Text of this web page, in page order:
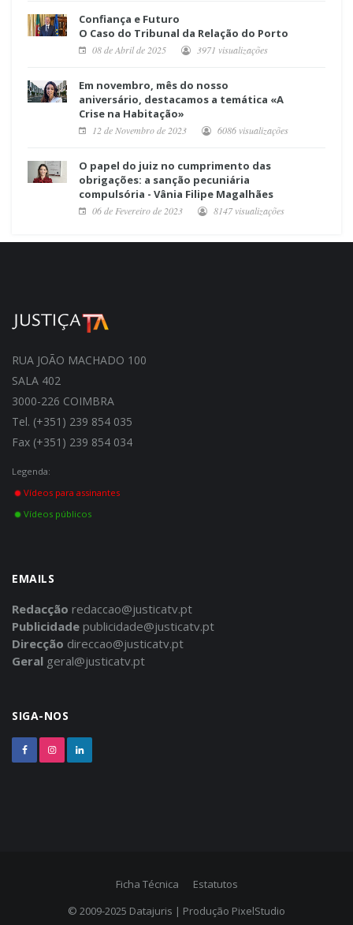
Confiança e Futuro
O Caso do Tribunal da Relação do Porto
08 de Abril de 2025 3971 visualizações
Em novembro, mês do nosso
aniversário, destacamos a temática «A
Crise na Habitação»
12 de Novembro de 2023 6086 visualizações
O papel do juiz no cumprimento das
obrigações: a sanção pecuniária
compulsória - Vânia Filipe Magalhães
06 de Fevereiro de 2023 8147 visualizações
RUA JOÃO MACHADO 100
SALA 402
3000-226 COIMBRA
Tel. (+351) 239 854 035
Fax (+351) 239 854 034
Legenda:
Vídeos para assinantes
Vídeos públicos
EMAILS
Redacção redaccao@justicatv.pt
Publicidade publicidade@justicatv.pt
Direcção direccao@justicatv.pt
Geral geral@justicatv.pt
SIGA-NOS
Ficha Técnica
Estatutos
© 2009-2025 Datajuris | Produção PixelStudio